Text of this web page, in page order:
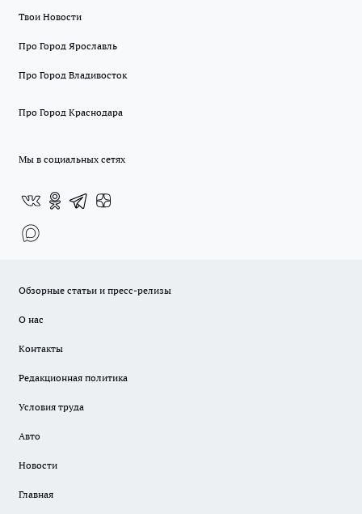
Твои Новости
Про Город Ярославль
Про Город Владивосток
Про Город Краснодара
Мы в социальных сетях
Обзорные статьи и пресс-релизы
О нас
Контакты
Редакционная политика
Условия труда
Авто
Новости
Главная